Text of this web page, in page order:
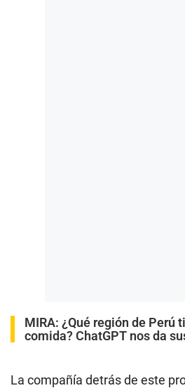
MIRA: ¿Qué región de Perú
comida? ChatGPT nos da
La compañía detrás de este